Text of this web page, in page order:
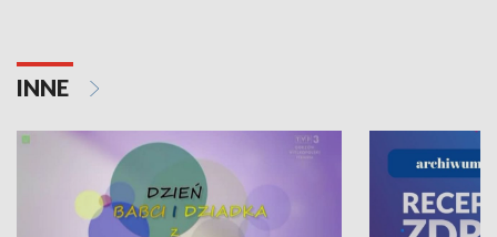
INNE